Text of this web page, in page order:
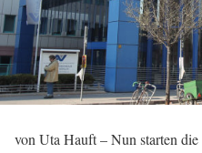
von Uta Hauft – Nun starten